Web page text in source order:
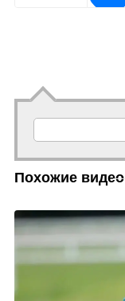
Похожие видео